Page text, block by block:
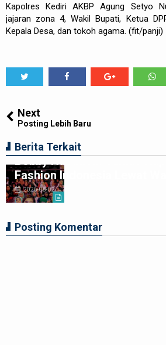
Kapolres Kediri AKBP Agung Setyo
jajaran zona 4, Wakil Bupati, Ketua
Kepala Desa, dan tokoh agama. (fit/panji)
Next
Posting Lebih Baru
Berita Terkait
Penutupan Indonesia
Bobby Nasution: Sumut Siap
Fashion Indonesia Lewat
2026-08-02
Posting Komentar